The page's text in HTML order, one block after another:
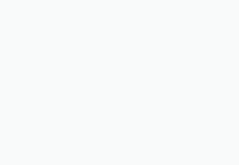
geben die
wieder, die den
innen gegeben worden
zu machen, warum ein
ist und welche
hier möglicherweise einer
– Klärung nicht im Sinne